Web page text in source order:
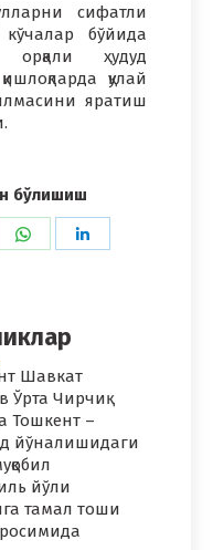
сифатли
кўчалар бўйида
орқали ҳудуд
қулай
яратиш
бўлишиш
Share
Шавкат
Ўрта Чирчиқ
Тошкент –
йўналишидаги
йўли
тамал тоши